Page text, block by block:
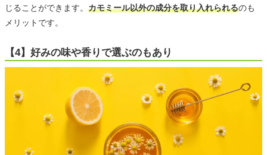
じることができます。 カモミール以外の成分を取り入れられるのも
メリットです。
【4】好みの味や香りで選ぶのもあり